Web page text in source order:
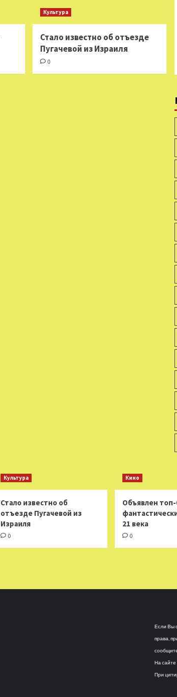
Культура
Стало известно об отъезде
Пугачевой из Израиля
0
Культура
Стало известно об
отъезде Пугачевой из
Израиля
0
Кино
Объявлен
21 века
0
Если Вы
права,
На сайте
При